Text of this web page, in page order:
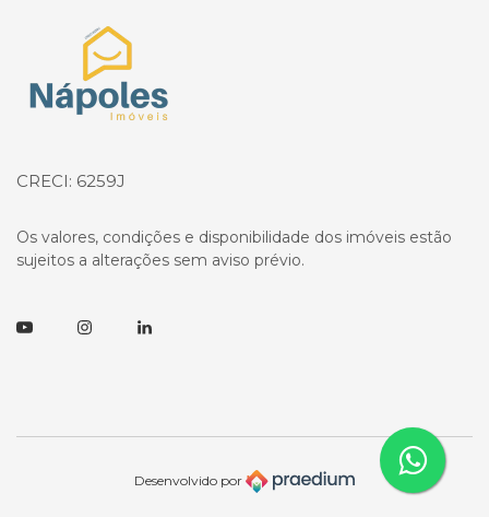
Página inicial
CRECI: 6259J
Os valores, condições e disponibilidade dos imóveis estão
sujeitos a alterações sem aviso prévio.
YoutubeInstagramLinkedin
Desenvolvido por